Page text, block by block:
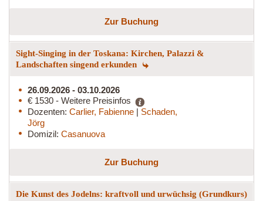
Zur Buchung
Sight-Singing in der Toskana: Kirchen, Palazzi &
Landschaften singend erkunden
26.09.2026 - 03.10.2026
€ 1530 - Weitere Preisinfos
Dozenten: Carlier, Fabienne | Schaden,
Jörg
Domizil: Casanuova
Zur Buchung
Die Kunst des Jodelns: kraftvoll und urwüchsig (Grundkurs)